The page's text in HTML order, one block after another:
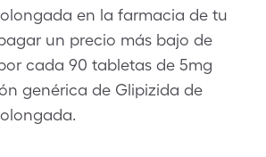
en la farmacia de tu
un precio más bajo de
cada 90 tabletas de 5mg
genérica de Glipizida de